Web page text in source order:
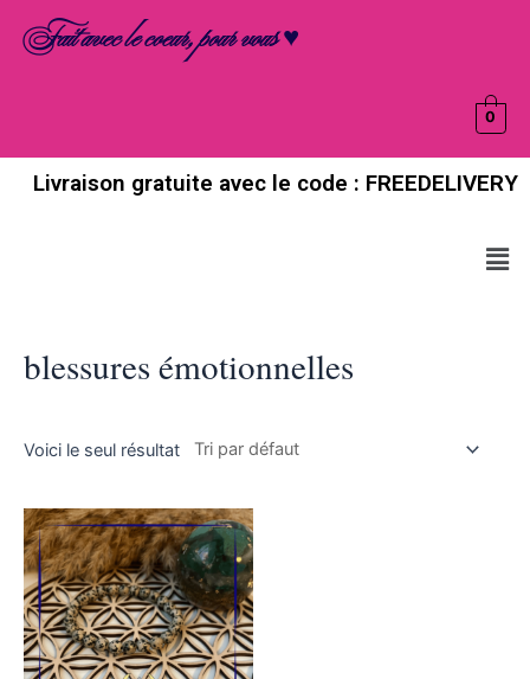
Fait avec le coeur, pour vous ♥
0
Livraison gratuite avec le code : FREEDELIVERY
blessures émotionnelles
Voici le seul résultat
Ce
produit
a
plusieurs
variations.
Les